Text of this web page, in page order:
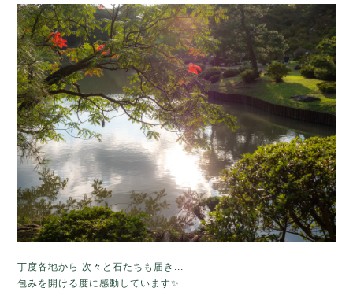
丁度各地から 次々と石たちも届き...
包みを開ける度に感動しています✨